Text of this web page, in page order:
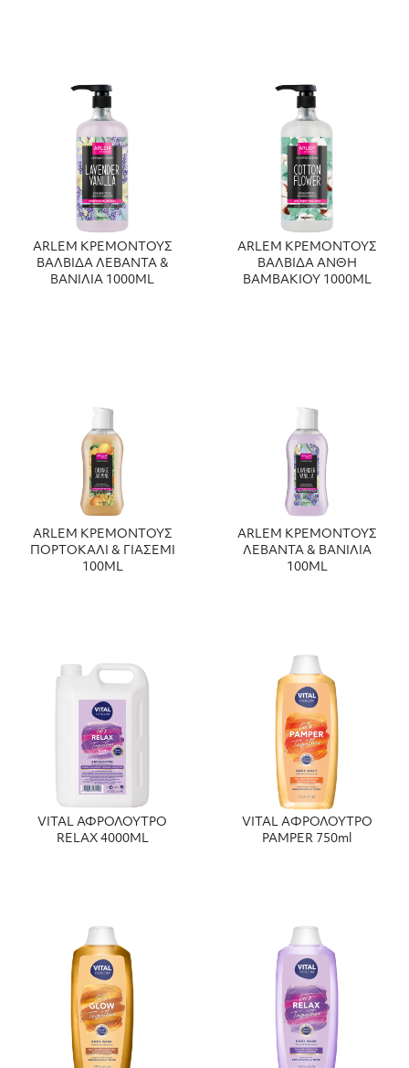
ARLEM ΚΡΕΜΟΝΤΟΥΣ
ΒΑΛΒΙΔΑ ΛΕΒΑΝΤΑ &
ΒΑΝΙΛΙΑ 1000ML
ARLEM ΚΡΕΜΟΝΤΟΥΣ
ΒΑΛΒΙΔΑ ΑΝΘΗ
ΒΑΜΒΑΚΙΟΥ 1000ML
ARLEM ΚΡΕΜΟΝΤΟΥΣ
ΠΟΡΤΟΚΑΛΙ & ΓΙΑΣΕΜΙ
100ML
ARLEM ΚΡΕΜΟΝΤΟΥΣ
ΛΕΒΑΝΤΑ & ΒΑΝΙΛΙΑ
100ML
VITAL ΑΦΡΟΛΟΥΤΡΟ
RELAX 4000ΜL
VITAL AΦΡΟΛΟΥΤΡΟ
PAMPER 750ml